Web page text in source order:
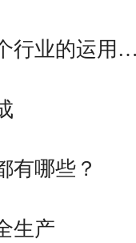
行业的运用
有哪些？
生产